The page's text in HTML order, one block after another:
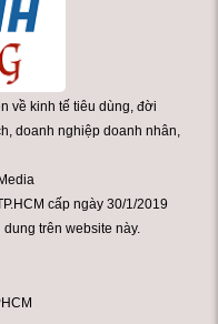
về kinh tế tiêu dùng, đời
doanh nghiệp doanh nhân,
cấp ngày 30/1/2019
trên website này.